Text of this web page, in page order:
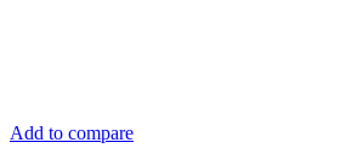
Add to compare